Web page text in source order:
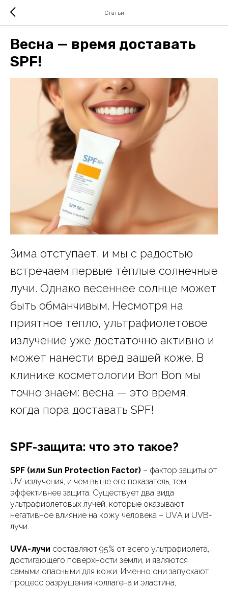
Статьи
Весна — время доставать
SPF!
Зима отступает, и мы с радостью
встречаем первые тёплые солнечные
лучи. Однако весеннее солнце может
быть обманчивым. Несмотря на
приятное тепло, ультрафиолетовое
излучение уже достаточно активно и
может нанести вред вашей коже. В
клинике косметологии Bon Bon мы
точно знаем: весна — это время,
когда пора доставать SPF!
SPF-защита: что это такое?
SPF (или Sun Protection Factor) – фактор защиты от
UV-излучения, и чем выше его показатель, тем
эффективнее защита. Существует два вида
ультрафиолетовых лучей, которые оказывают
негативное влияние на кожу человека – UVА и UVB-
лучи.
UVА-лучи составляют 95% от всего ультрафиолета,
достигающего поверхности земли, и являются
самыми опасными для кожи. Именно они запускают
процесс разрушения коллагена и эластина,